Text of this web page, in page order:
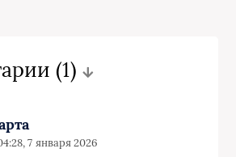
(1)
7 января 2026